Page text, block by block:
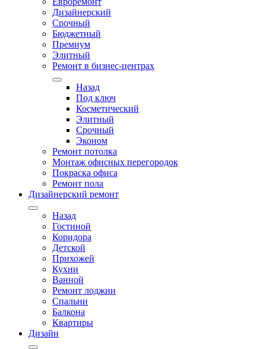
Дизайнерский
Срочный
Бюджетный
Премиум
Элитный
Ремонт в бизнес-центрах
Назад
Под ключ
Косметический
Элитный
Срочный
Эконом
Ремонт потолка
Монтаж офисных перегородок
Покраска офиса
Ремонт пола
Дизайнерский ремонт
Назад
Гостиной
Коридора
Детской
Прихожей
Кухни
Ванной
Ремонт лоджии
Спальни
Балкона
Квартиры
Дизайн